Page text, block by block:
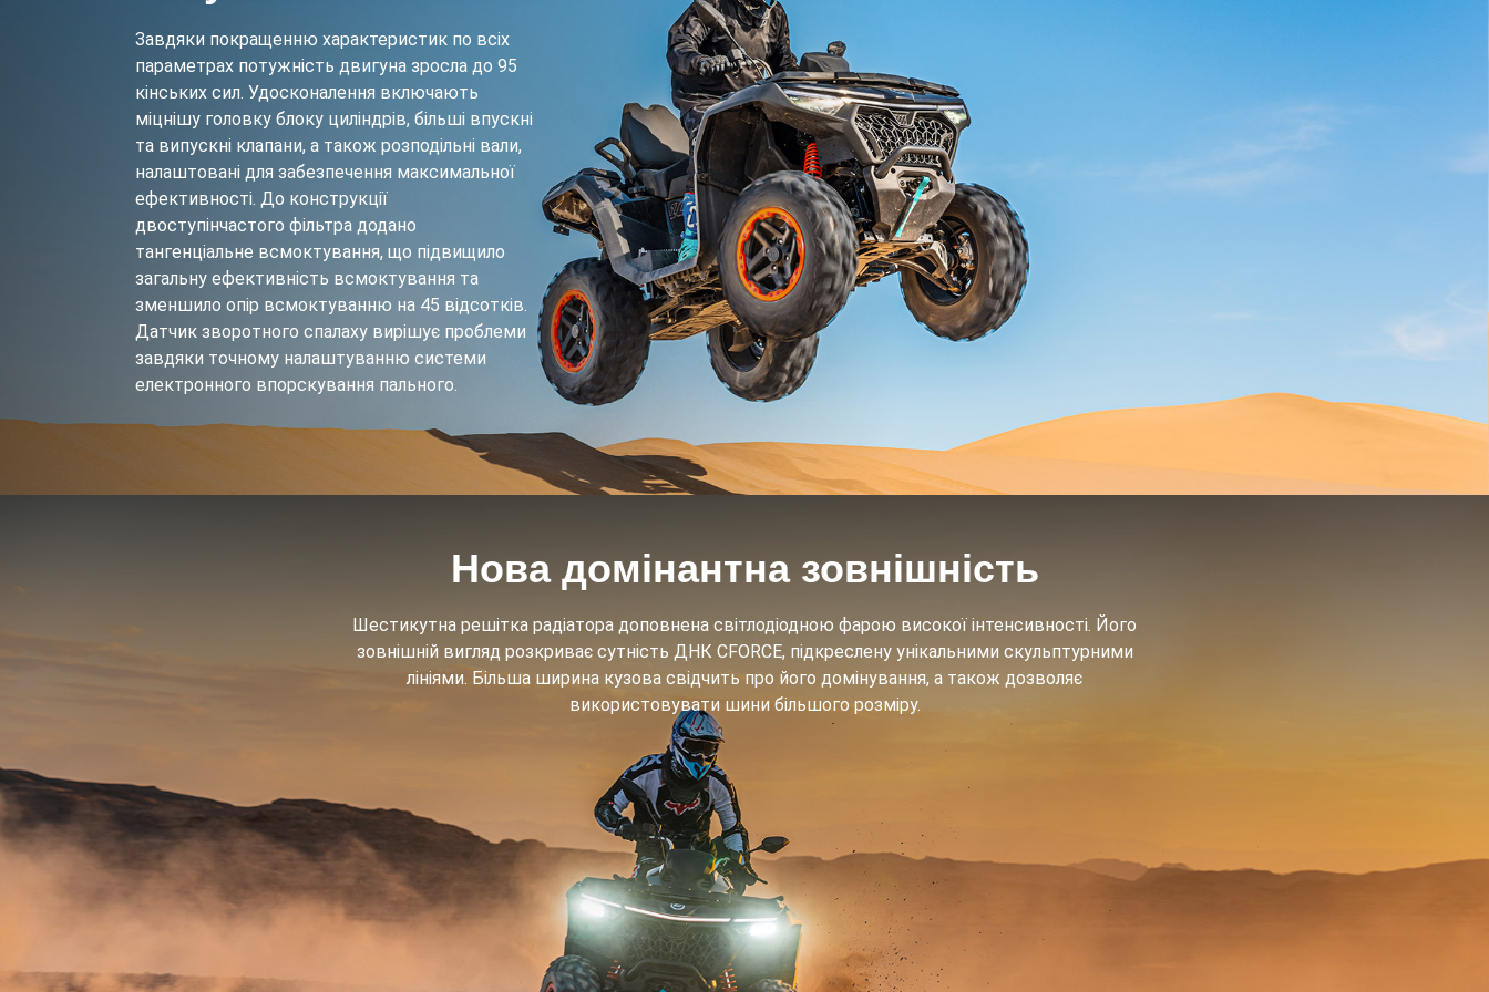
Завдяки покращенню характеристик по всіх
параметрах потужність двигуна зросла до 95
кінських сил. Удосконалення включають
міцнішу головку блоку циліндрів, більші впускні
та випускні клапани, а також розподільні вали,
налаштовані для забезпечення максимальної
ефективності. До конструкції
двоступінчастого фільтра додано
тангенціальне всмоктування, що підвищило
загальну ефективність всмоктування та
зменшило опір всмоктуванню на 45 відсотків.
Датчик зворотного спалаху вирішує проблеми
завдяки точному налаштуванню системи
електронного впорскування пального.
Нова домінантна зовнішність
Шестикутна решітка радіатора доповнена світлодіодною фарою високої інтенсивності. Його
зовнішній вигляд розкриває сутність ДНК CFORCE, підкреслену унікальними скульптурними
лініями. Більша ширина кузова свідчить про його домінування, а також дозволяє
використовувати шини більшого розміру.